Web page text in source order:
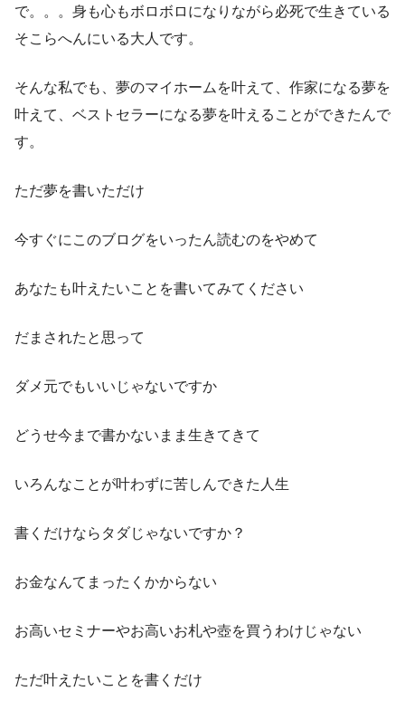
で。。。身も心もボロボロになりながら必死で生きている
そこらへんにいる大人です。
そんな私でも、夢のマイホームを叶えて、作家になる夢を
叶えて、ベストセラーになる夢を叶えることができたんで
す。
ただ夢を書いただけ
今すぐにこのブログをいったん読むのをやめて
あなたも叶えたいことを書いてみてください
だまされたと思って
ダメ元でもいいじゃないですか
どうせ今まで書かないまま生きてきて
いろんなことが叶わずに苦しんできた人生
書くだけならタダじゃないですか？
お金なんてまったくかからない
お高いセミナーやお高いお札や壺を買うわけじゃない
ただ叶えたいことを書くだけ